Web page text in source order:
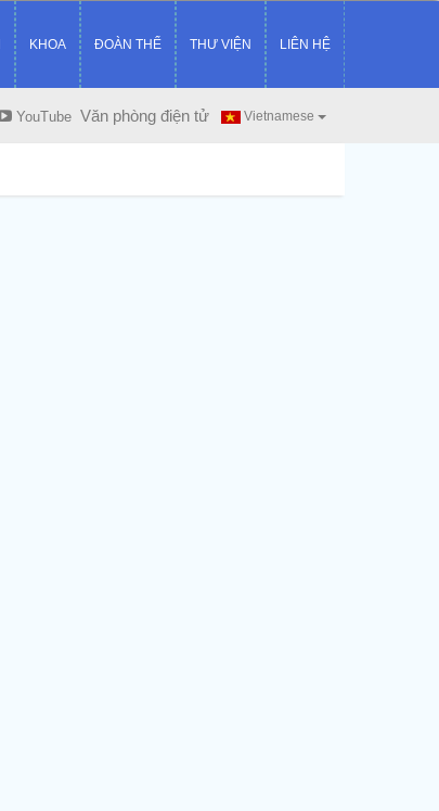
KHOA ĐOÀN THỂ THƯ VIỆN LIÊN HỆ
Vietnamese
YouTube Văn phòng điện tử